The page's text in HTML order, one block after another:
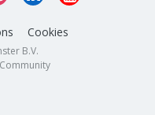
Cookies
B.V.